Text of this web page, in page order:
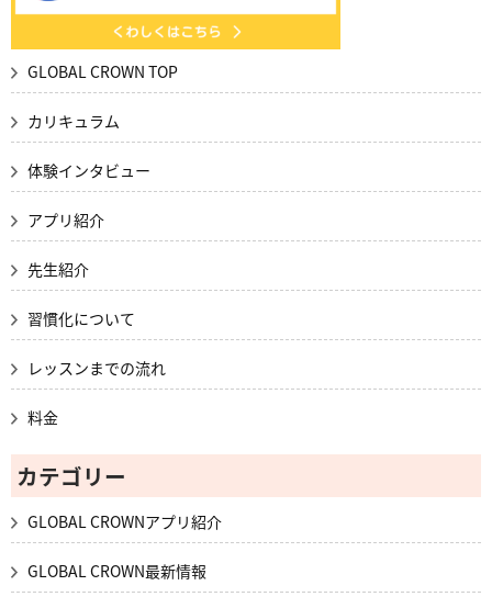
GLOBAL CROWN TOP
カリキュラム
体験インタビュー
アプリ紹介
先生紹介
習慣化について
レッスンまでの流れ
料金
カテゴリー
GLOBAL CROWNアプリ紹介
GLOBAL CROWN最新情報